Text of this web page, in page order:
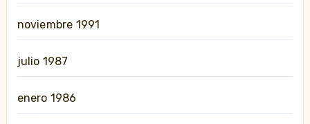
noviembre 1991
julio 1987
enero 1986